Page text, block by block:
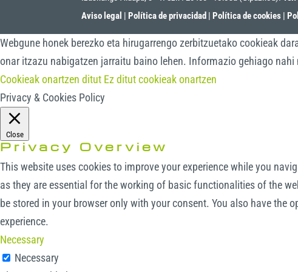
Aviso legal |Política de privacidad |Política de cookies |
Webgune honek berezko eta hirugarrengo zerbitzuetako cookieak
onar itzazu nabigatzen jarraitu baino lehen. Informazio gehiago
Cookieak onartzen ditut Ez ditut cookieak onartzen
Privacy & Cookies Policy
Close
Privacy Overview
This website uses cookies to improve your experience while you
as they are essential for the working of basic functionalities of the
be stored in your browser only with your consent. You also have
experience.
Necessary
Necessary